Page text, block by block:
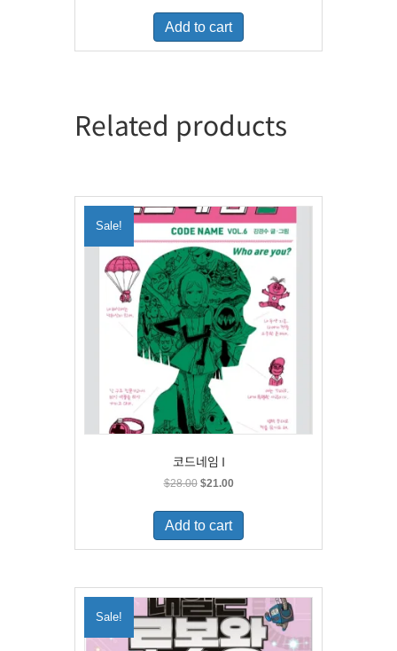
was:
$430.00.
is:
Add to cart
Related products
Sale!
코드네임 I
$28.00 Original
was:
$28.00.
$21.00Current
is:
$21.00.
Add to cart
Sale!